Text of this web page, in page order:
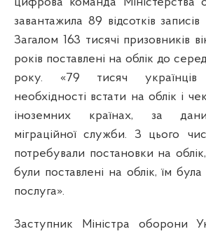
завантажила 89 відсотків
Загалом 163 тисячі призовників
років поставлені на облік до
року. «79 тисяч українців
необхідності встати на облік і
іноземних країнах, за
міграційної служби. З цього
потребували постановки на
були поставлені на облік, їм
послуга».
Заступник Міністра оборони